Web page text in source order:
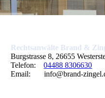
Rechtsanwälte Brand &
Burgstrasse 8, 26655
Telefon:04488 8306630
Email: info@brand-